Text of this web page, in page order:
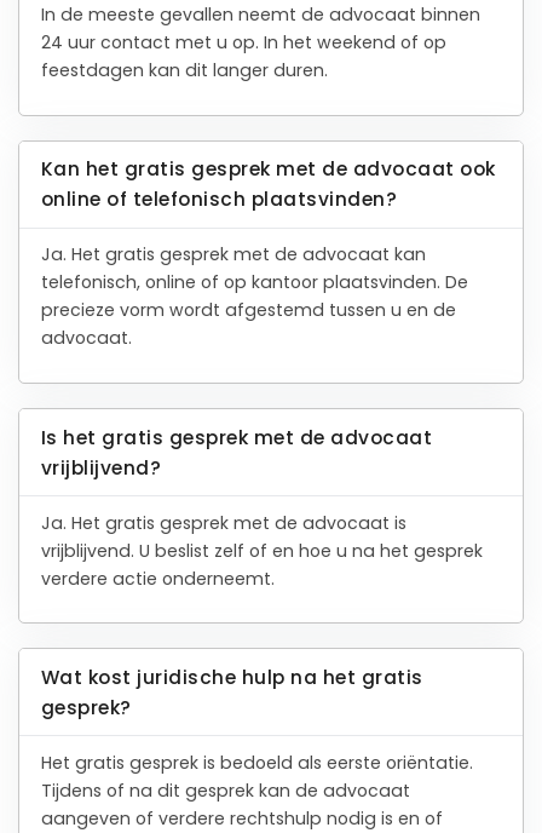
In de meeste gevallen neemt de advocaat binnen
24 uur contact met u op. In het weekend of op
feestdagen kan dit langer duren.
Kan het gratis gesprek met de advocaat ook
online of telefonisch plaatsvinden?
Ja. Het gratis gesprek met de advocaat kan
telefonisch, online of op kantoor plaatsvinden. De
precieze vorm wordt afgestemd tussen u en de
advocaat.
Is het gratis gesprek met de advocaat
vrijblijvend?
Ja. Het gratis gesprek met de advocaat is
vrijblijvend. U beslist zelf of en hoe u na het gesprek
verdere actie onderneemt.
Wat kost juridische hulp na het gratis
gesprek?
Het gratis gesprek is bedoeld als eerste oriëntatie.
Tijdens of na dit gesprek kan de advocaat
aangeven of verdere rechtshulp nodig is en of